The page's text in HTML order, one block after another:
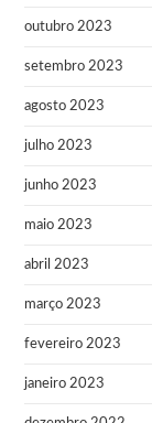
outubro 2023
setembro 2023
agosto 2023
julho 2023
junho 2023
maio 2023
abril 2023
março 2023
fevereiro 2023
janeiro 2023